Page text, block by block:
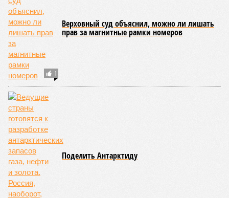
осталось. Вместе с тем, если маленький Пашинян
отожмёт актив большой РЖД в маленькой Армении,
то о какой результативной внешней политике России
можно будет говорить в принципе?
Экс-президент
Финляндии
отказался признать
Россию угрозой для
Европы
Посол ты на!
КОММЕНТАРИИ
Новости smi2.ru